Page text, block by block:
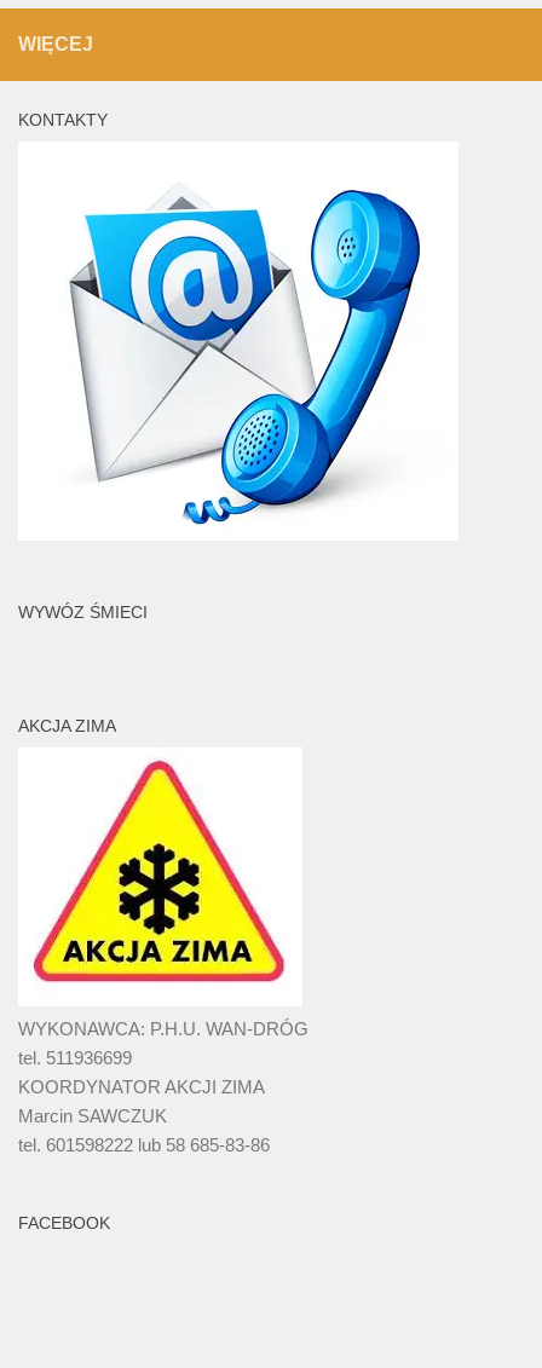
WIĘCEJ
KONTAKTY
WYWÓZ ŚMIECI
AKCJA ZIMA
WYKONAWCA: P.H.U. WAN-DRÓG
tel. 511936699
KOORDYNATOR AKCJI ZIMA
Marcin SAWCZUK
tel. 601598222 lub 58 685-83-86
FACEBOOK